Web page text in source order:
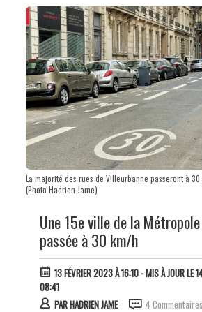
La majorité des rues de Villeurbanne passeront à
(Photo Hadrien Jame)
Une 15e ville de la
passée à 30 km/h
13 FÉVRIER 2023 À 16:10- MIS À JOUR LE
08:41
PARHADRIEN JAME 4 Commentaires